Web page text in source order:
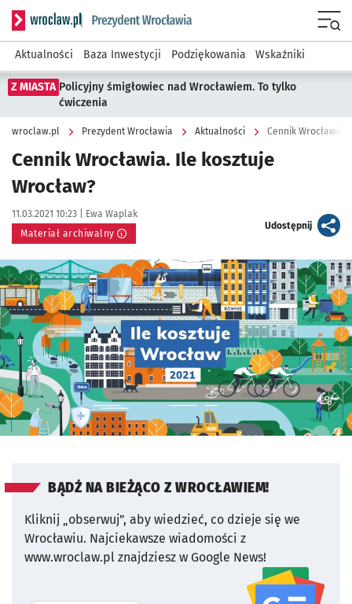
Serwis informacyjny wroclaw.pl podserwis: Prezydent
Aktualności Baza Inwestycji Podziękowania Wskaźniki
Z MIASTA Policyjny śmigłowiec nad Wrocławiem. To tylko
ćwiczenia
wroclaw.pl Prezydent Wrocławia Aktualności Cennik Wrocławia.
Cennik Wrocławia. Ile kosztuje
Wrocław?
Data publikacji:
11.03.2021 10:23 | Autor:
Ewa Waplak
Materiał archiwalny
Udostępnijartykuł
Kliknij, aby powiększyć
BĄDŹ NA BIEŻĄCO Z WROCŁAWIEM!
Kliknij „obserwuj”, aby wiedzieć, co dzieje się we
Wrocławiu. Najciekawsze wiadomości z
www.wroclaw.pl znajdziesz w Google News!